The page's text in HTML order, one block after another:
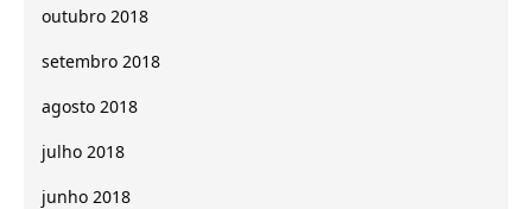
outubro 2018
setembro 2018
agosto 2018
julho 2018
junho 2018